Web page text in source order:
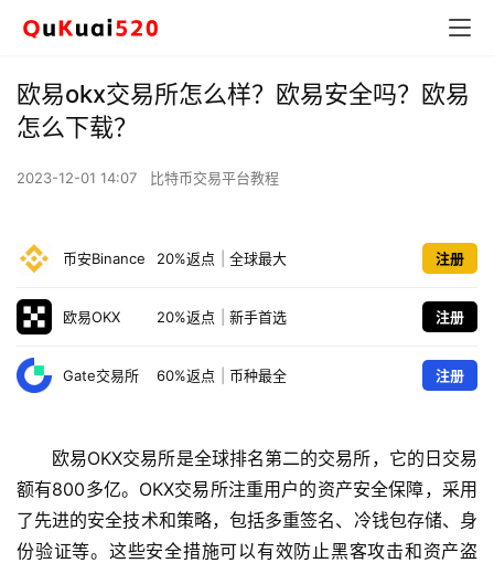
欧易okx交易所怎么样？欧易安全吗？欧易
怎么下载？
2023-12-01 14:07 比特币交易平台教程
币安Binance 20%返点 全球最大 注册
欧易OKX 20%返点 新手首选 注册
Gate交易所 60%返点 币种最全 注册
欧易OKX交易所是全球排名第二的交易所，它的日交易
额有800多亿。OKX交易所注重用户的资产安全保障，采用
了先进的安全技术和策略，包括多重签名、冷钱包存储、身
份验证等。这些安全措施可以有效防止黑客攻击和资产盗